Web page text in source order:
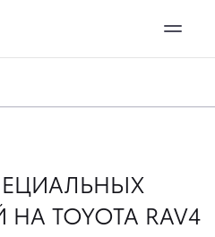
TOYOTA RAV4